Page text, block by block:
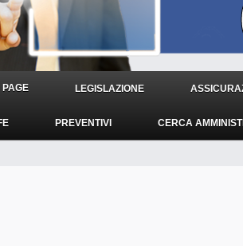
PAGE LEGISLAZIONE
PREVENTIVI CERCA